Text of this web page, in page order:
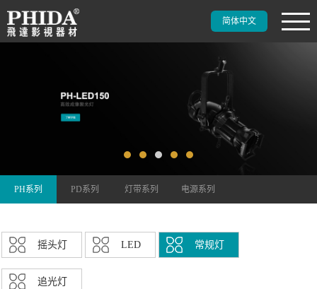
简体中文
PH系列 PD系列 灯带系列 电源系列
摇头灯 LED 常规灯
追光灯